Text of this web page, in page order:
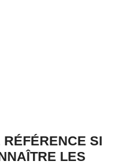
RÉFÉRENCE SI
LES